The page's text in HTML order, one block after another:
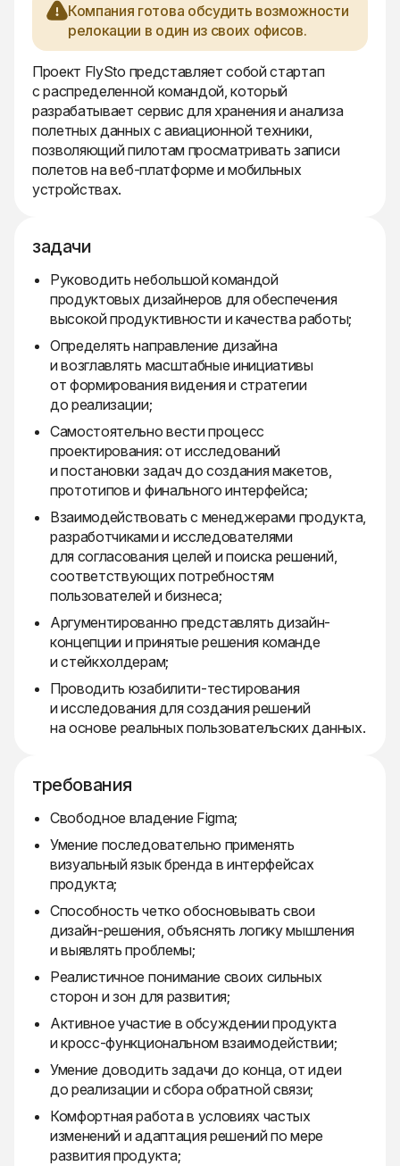
Компания готова обсудить возможности
релокации в один из своих офисов.
Проект FlySto представляет собой стартап
с распределенной командой, который
разрабатывает сервис для хранения и анализа
полетных данных с авиационной техники,
позволяющий пилотам просматривать записи
полетов на веб-платформе и мобильных
устройствах.
задачи
Руководить небольшой командой
продуктовых дизайнеров для обеспечения
высокой продуктивности и качества работы;
Определять направление дизайна
и возглавлять масштабные инициативы
от формирования видения и стратегии
до реализации;
Самостоятельно вести процесс
проектирования: от исследований
и постановки задач до создания макетов,
прототипов и финального интерфейса;
Взаимодействовать с менеджерами продукта,
разработчиками и исследователями
для согласования целей и поиска решений,
соответствующих потребностям
пользователей и бизнеса;
Аргументированно представлять дизайн-
концепции и принятые решения команде
и стейкхолдерам;
Проводить юзабилити-тестирования
и исследования для создания решений
на основе реальных пользовательских данных.
требования
Свободное владение Figma;
Умение последовательно применять
визуальный язык бренда в интерфейсах
продукта;
Способность четко обосновывать свои
дизайн-решения, объяснять логику мышления
и выявлять проблемы;
Реалистичное понимание своих сильных
сторон и зон для развития;
Активное участие в обсуждении продукта
и кросс-функциональном взаимодействии;
Умение доводить задачи до конца, от идеи
до реализации и сбора обратной связи;
Комфортная работа в условиях частых
изменений и адаптация решений по мере
развития продукта;